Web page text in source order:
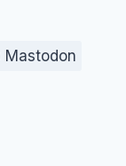
Mastodon